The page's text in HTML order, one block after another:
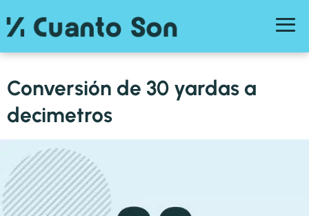
Conversión de 30 yardas a
decimetros